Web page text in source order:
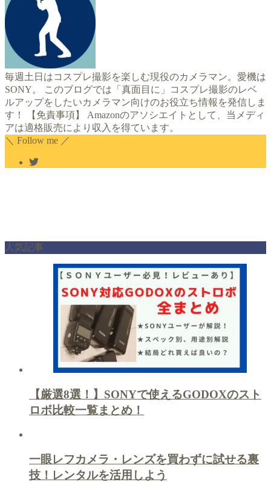
毎週土日はコスプレ撮影を楽しむ現役のカメラマン。愛機は
SONY。 このブログでは「真面目に」コスプレ撮影のレベ
ルアップをしたいカメラマン向けのお役立ち情報を発信しま
す！ 【免責事項】 Amazonのアソシエイトとして、当メディ
アは適格販売により収入を得ています。
＼ Follow me ／
人気記事
【厳選8選！】SONYで使えるGODOXのスト
ロボ比較一覧まとめ！
一眼レフカメラ・レンズを買わずに試せる裏
技！レンタルを活用しよう